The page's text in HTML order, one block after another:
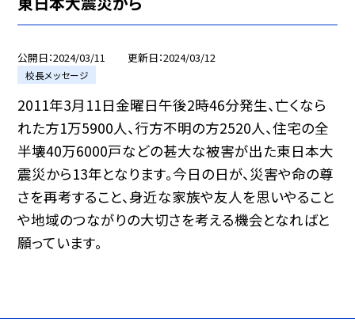
公開日 2024/03/11 更新日 2024/03/12
校長メッセージ
2011年3月11日金曜日午後2時46分発生、亡くなら
れた方1万5900人、行方不明の方2520人、住宅の全
半壊40万6000戸などの甚大な被害が出た東日本大
震災から13年となります。今日の日が、災害や命の尊
さを再考すること、身近な家族や友人を思いやること
や地域のつながりの大切さを考える機会となればと
願っています。